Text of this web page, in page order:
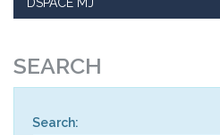
SEARCH
Search: